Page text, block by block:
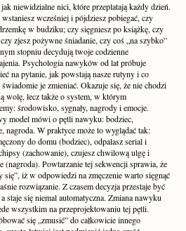
niewidzialne nici, które przeplatają każdy dzień.
wcześniej i pójdziesz pobiegać, czy
w budziku; czy sięgniesz po książkę, czy
zjesz pożywne śniadanie, czy coś „na szybko”
stopniu decydują twoje codzienne
Psychologia nawyków od lat próbuje
na pytanie, jak powstają nasze rutyny i co
je zmieniać. Okazuje się, że nie chodzi
wolę, lecz także o system, w którym
środowisko, sygnały, nagrody i emocje.
model mówi o pętli nawyku: bodziec,
nagroda. W praktyce może to wyglądać tak:
do domu (bodziec), odpalasz serial i
(zachowanie), czujesz chwilową ulgę i
(nagroda). Powtarzanie tej sekwencji sprawia, że
się”, iż w odpowiedzi na zmęczenie warto sięgnąć
rozwiązanie. Z czasem decyzja przestaje być
staje się niemal automatyczna. Zmiana nawyku
wszystkim na przeprojektowaniu tej pętli.
się „zmusić” do całkowicie innego